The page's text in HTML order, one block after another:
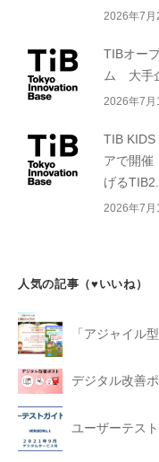
2026年7月
TIBオー
ム 大手
2026年7月
TIB KIDS
アで開催
げる
2026年7月
人気の記事（♥いいね）
「アジャイル
デジタル改善
ユーザーテス